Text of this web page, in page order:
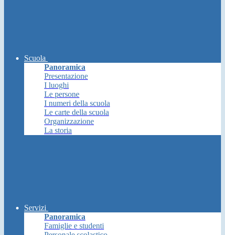
Scuola
Panoramica
Presentazione
I luoghi
Le persone
I numeri della scuola
Le carte della scuola
Organizzazione
La storia
Servizi
Panoramica
Famiglie e studenti